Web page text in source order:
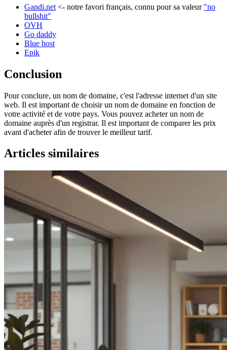
Gandi.net <- notre favori français, connu pour sa valeur "no
bullshit"
OVH
Go daddy
Blue host
Epik
Conclusion
Pour conclure, un nom de domaine, c'est l'adresse internet d'un site
web. Il est important de choisir un nom de domaine en fonction de
votre activité et de votre pays. Vous pouvez acheter un nom de
domaine auprès d'un registrar. Il est important de comparer les prix
avant d'acheter afin de trouver le meilleur tarif.
Articles similaires